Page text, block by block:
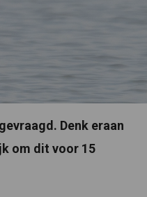
Denk eraan
om dit voor 15